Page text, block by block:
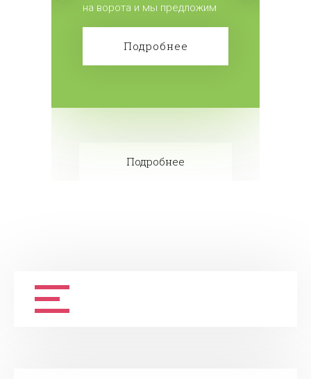
на ворота и мы предложим
лучшие условия.
Подробнее
Подробнее